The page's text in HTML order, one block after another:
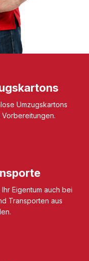
Umzugskartons
Eigentum auch bei
Transporten aus